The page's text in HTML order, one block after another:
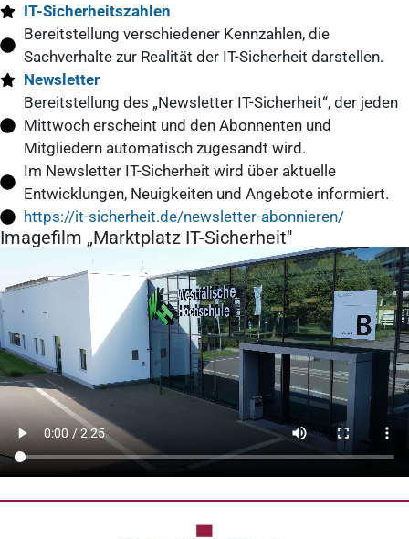
IT-Sicherheitszahlen
Bereitstellung verschiedener Kennzahlen, die
Sachverhalte zur Realität der IT-Sicherheit darstellen.
Newsletter
Bereitstellung des „Newsletter IT-Sicherheit“, der jeden
Mittwoch erscheint und den Abonnenten und
Mitgliedern automatisch zugesandt wird.
Im Newsletter IT-Sicherheit wird über aktuelle
Entwicklungen, Neuigkeiten und Angebote informiert.
https://it-sicherheit.de/newsletter-abonnieren/
Imagefilm „Marktplatz IT-Sicherheit"